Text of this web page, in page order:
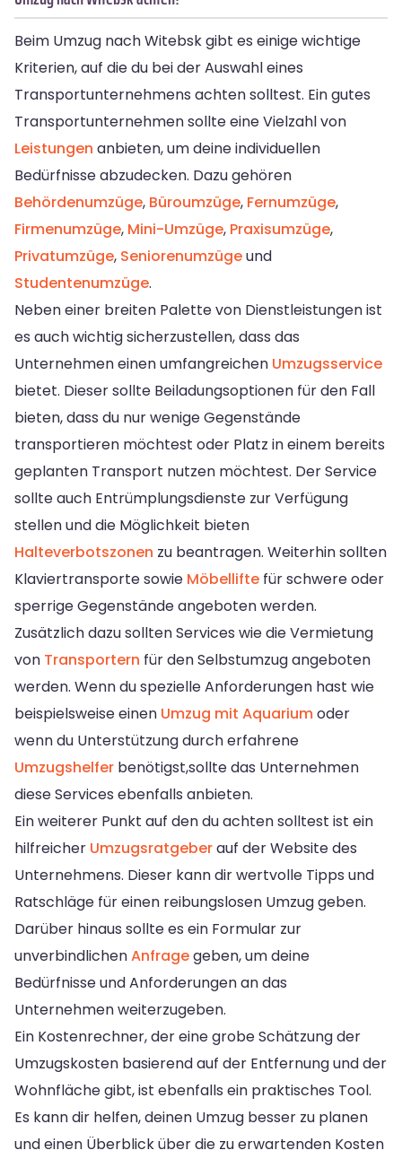
Beim Umzug nach Witebsk gibt es einige wichtige
Kriterien, auf die du bei der Auswahl eines
Transportunternehmens achten solltest. Ein gutes
Transportunternehmen sollte eine Vielzahl von
Leistungen anbieten, um deine individuellen
Bedürfnisse abzudecken. Dazu gehören
Behördenumzüge, Büroumzüge, Fernumzüge,
Firmenumzüge, Mini-Umzüge, Praxisumzüge,
Privatumzüge, Seniorenumzügeund
Studentenumzüge.
Neben einer breiten Palette von Dienstleistungen ist
es auch wichtig sicherzustellen, dass das
Unternehmen einen umfangreichen Umzugsservice
bietet. Dieser sollte Beiladungsoptionen für den Fall
bieten, dass du nur wenige Gegenstände
transportieren möchtest oder Platz in einem bereits
geplanten Transport nutzen möchtest. Der Service
sollte auch Entrümplungsdienste zur Verfügung
stellen und die Möglichkeit bieten
Halteverbotszonen zu beantragen. Weiterhin sollten
Klaviertransporte sowie Möbellifte für schwere oder
sperrige Gegenstände angeboten werden.
Zusätzlich dazu sollten Services wie die Vermietung
von Transportern für den Selbstumzug angeboten
werden. Wenn du spezielle Anforderungen hast wie
beispielsweise einen Umzug mit Aquariumoder
wenn du Unterstützung durch erfahrene
Umzugshelfer benötigst,sollte das Unternehmen
diese Services ebenfalls anbieten.
Ein weiterer Punkt auf den du achten solltest ist ein
hilfreicher Umzugsratgeberauf der Website des
Unternehmens. Dieser kann dir wertvolle Tipps und
Ratschläge für einen reibungslosen Umzug geben.
Darüber hinaus sollte es ein Formular zur
unverbindlichenAnfragegeben, um deine
Bedürfnisse und Anforderungen an das
Unternehmen weiterzugeben.
Ein Kostenrechner, der eine grobe Schätzung der
Umzugskosten basierend auf der Entfernung und der
Wohnfläche gibt, ist ebenfalls ein praktisches Tool.
Es kann dir helfen, deinen Umzug besser zu planen
und einen Überblick über die zu erwartenden Kosten